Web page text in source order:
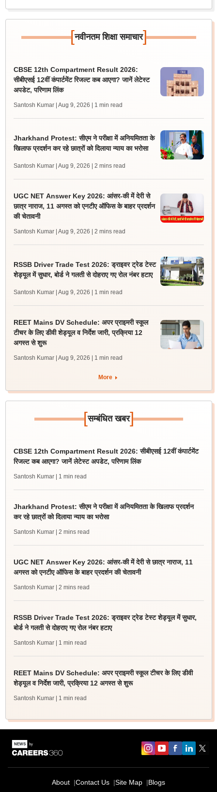
[नवीनतम शिक्षा समाचार]
CBSE 12th Compartment Result 2026:
सीबीएसई 12वीं कंपार्टमेंट रिजल्ट कब आएगा? जानें लेटेस्ट
अपडेट, परिणाम लिंक
Santosh Kumar | Aug 9, 2026 | 1 min read
Jharkhand Protest: सीएम ने परीक्षा में अनियमितता के
खिलाफ प्रदर्शन कर रहे छात्रों को दिलाया न्याय का भरोसा
Santosh Kumar | Aug 9, 2026 | 2 mins read
UGC NET Answer Key 2026: आंसर-की में देरी से
छात्र नाराज, 11 अगस्त को एनटीए ऑफिस के बाहर प्रदर्शन
की चेतावनी
Santosh Kumar | Aug 9, 2026 | 2 mins read
RSSB Driver Trade Test 2026: ड्राइवर ट्रेड टेस्ट
शेड्यूल में सुधार, बोर्ड ने गलती से दोहराए गए रोल नंबर हटाए
Santosh Kumar | Aug 9, 2026 | 1 min read
REET Mains DV Schedule: अपर प्राइमरी स्कूल
टीचर के लिए डीवी शेड्यूल व निर्देश जारी, प्रक्रिया 12
अगस्त से शुरू
Santosh Kumar | Aug 9, 2026 | 1 min read
More
[सम्बंधित खबर]
CBSE 12th Compartment Result 2026: सीबीएसई 12वीं कंपार्टमेंट
रिजल्ट कब आएगा? जानें लेटेस्ट अपडेट, परिणाम लिंक
Santosh Kumar | 1 min read
Jharkhand Protest: सीएम ने परीक्षा में अनियमितता के खिलाफ प्रदर्शन
कर रहे छात्रों को दिलाया न्याय का भरोसा
Santosh Kumar | 2 mins read
UGC NET Answer Key 2026: आंसर-की में देरी से छात्र नाराज, 11
अगस्त को एनटीए ऑफिस के बाहर प्रदर्शन की चेतावनी
Santosh Kumar | 2 mins read
RSSB Driver Trade Test 2026: ड्राइवर ट्रेड टेस्ट शेड्यूल में सुधार,
बोर्ड ने गलती से दोहराए गए रोल नंबर हटाए
Santosh Kumar | 1 min read
REET Mains DV Schedule: अपर प्राइमरी स्कूल टीचर के लिए डीवी
शेड्यूल व निर्देश जारी, प्रक्रिया 12 अगस्त से शुरू
Santosh Kumar | 1 min read
About Contact Us Site Map Blogs